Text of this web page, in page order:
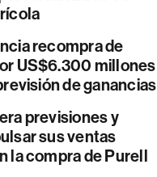
recompra de
US$6.300 millones
de ganancias
previsiones y
sus ventas
la compra de Purell